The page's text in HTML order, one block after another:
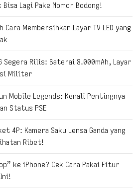
Lagi Pake Nomor Bodong!
Cara Membersihkan Layar TV LED yang
Segera Rilis: Baterai 8.000mAh, Layar
Militer
Mobile Legends: Kenali Pentingnya
Status PSE
4P: Kamera Saku Lensa Ganda yang
Ribet!
ke iPhone? Cek Cara Pakai Fitur